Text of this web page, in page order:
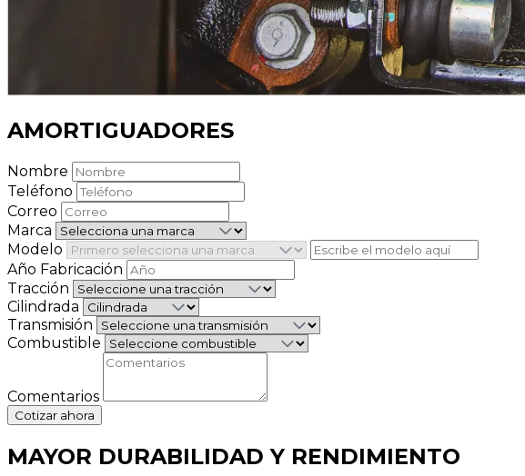
AMORTIGUADORES
Nombre
Teléfono
Correo
Marca
Modelo
Año Fabricación
Tracción
Cilindrada
Transmisión
Combustible
Comentarios
Cotizar ahora
MAYOR DURABILIDADY RENDIMIENTO